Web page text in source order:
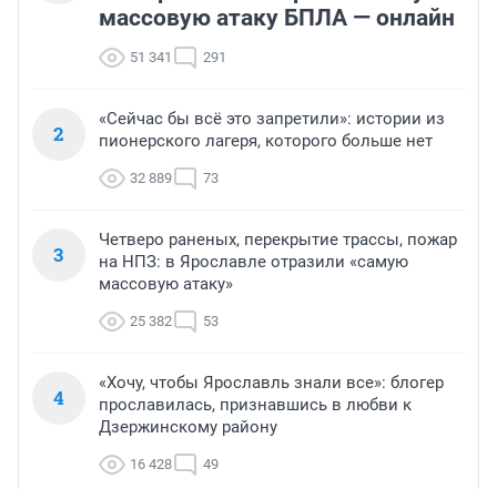
массовую атаку БПЛА — онлайн
51 341 291
2
«Сейчас бы всё это запретили»: истории из
пионерского лагеря, которого больше нет
32 889 73
3
Четверо раненых, перекрытие трассы, пожар
на НПЗ: в Ярославле отразили «самую
массовую атаку»
25 382 53
4
«Хочу, чтобы Ярославль знали все»: блогер
прославилась, признавшись в любви к
Дзержинскому району
16 428 49